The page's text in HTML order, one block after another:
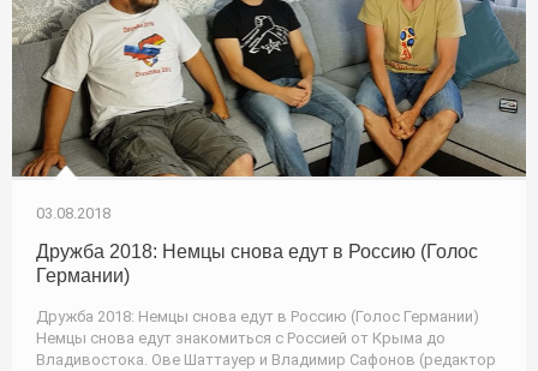
03.08.2018
Дружба 2018: Немцы снова едут в Россию (Голос
Германии)
Дружба 2018: Немцы снова едут в Россию (Голос Германии)
Немцы снова едут знакомиться с Россией от Крыма до
Владивостока. Ове Шаттауер и Владимир Сафонов (редактор